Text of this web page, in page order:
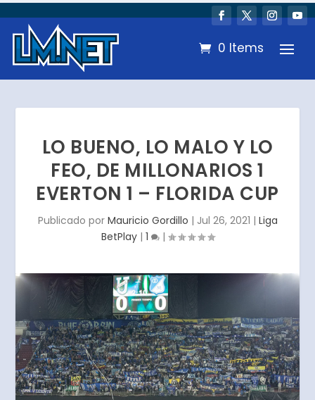
0 Items
LO BUENO, LO MALO Y LO
FEO, DE MILLONARIOS 1
EVERTON 1 – FLORIDA CUP
Publicado por Mauricio Gordillo | Jul 26, 2021 | Liga
BetPlay| 1 |